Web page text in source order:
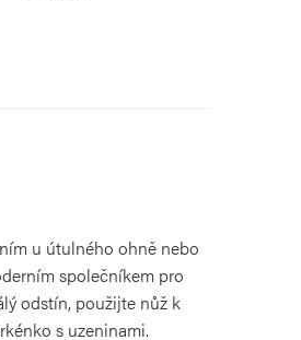
u útulného ohně nebo
společníkem pro
odstín, použijte nůž k
s uzeninami.